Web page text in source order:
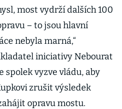
most vydrží dalších 100
– to jsou hlavní
nebyla marná,“
iniciativy Nebourat
spolek vyzve vládu, aby
zrušit výsledek
opravu mostu.